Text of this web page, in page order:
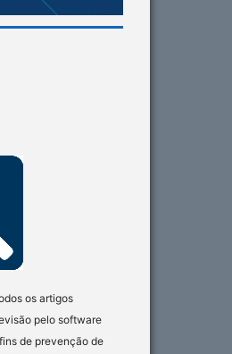
os artigos
pelo software
de prevenção de